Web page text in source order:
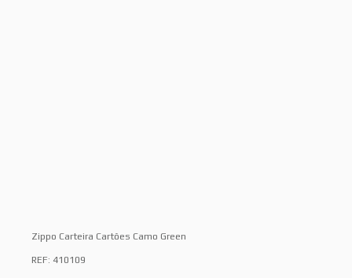
Zippo Carteira Cartões Camo Green
REF: 410109